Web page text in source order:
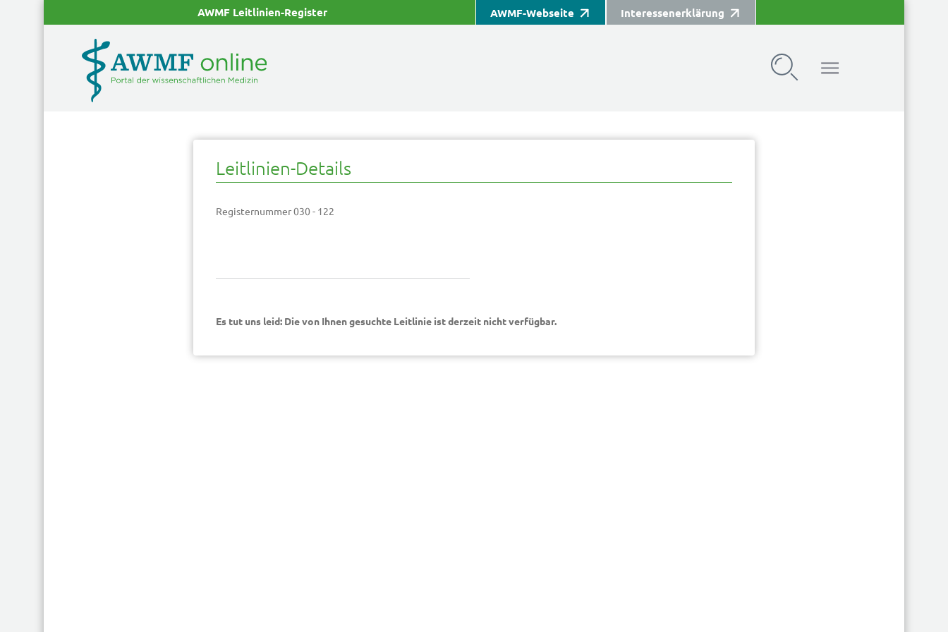
AWMF-Webseite Interessenerklärung
AWMF Leitlinien-Register
Leitlinien-Details
Registernummer 030 - 122
Es tut uns leid: Die von Ihnen gesuchte Leitlinie ist derzeit nicht verfügbar.